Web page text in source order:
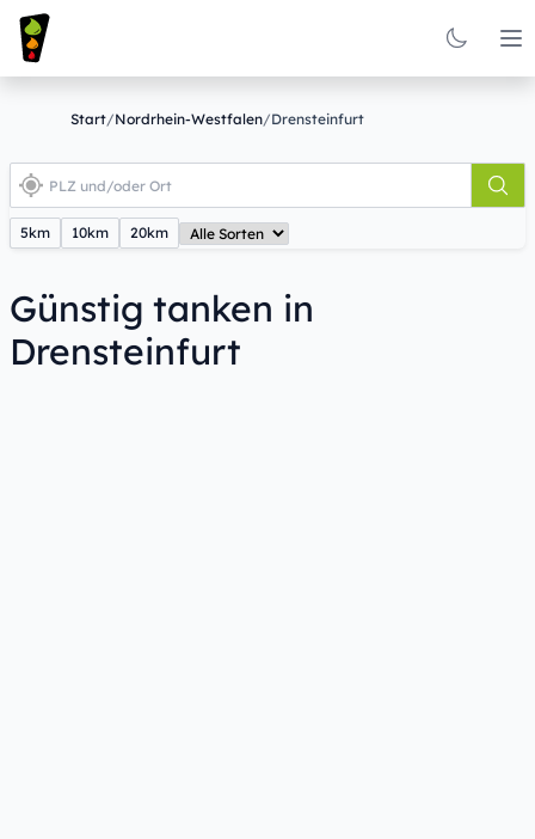
Start/Nordrhein-Westfalen/Drensteinfurt
5km 10km 20km
Günstig tanken in
Drensteinfurt